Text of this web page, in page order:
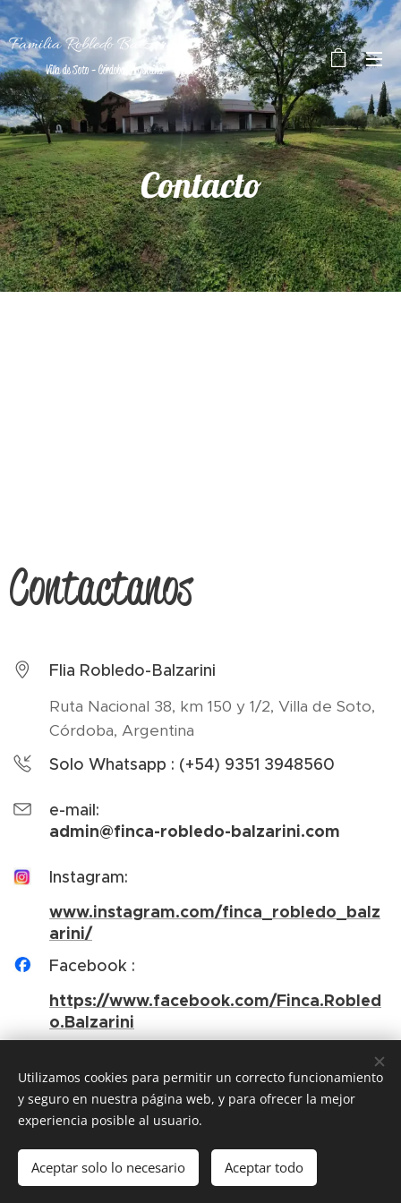
Familia Robledo Balzarini
Villa de Soto - Córdoba, Argentina
Contacto
Contactanos
Flia Robledo-Balzarini
Ruta Nacional 38, km 150 y 1/2, Villa de Soto,
Córdoba, Argentina
Solo Whatsapp : (+54) 9351 3948560
e-mail:
admin@finca-robledo-balzarini.com
Instagram:
www.instagram.com/finca_robledo_balz
arini/
Facebook :
https://www.facebook.com/Finca.Robled
o.Balzarini
© 2022 Finca Robledo-Balzarini: Bodega Artesanal y Aceites
. Todos los derechos reservados. Web actualizada en Marzo
Creado con Webnode Cookies
Utilizamos cookies para permitir un correcto funcionamiento
y seguro en nuestra página web, y para ofrecer la mejor
experiencia posible al usuario.
Aceptar solo lo necesario Aceptar todo